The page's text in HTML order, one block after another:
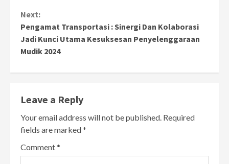
Next:
Pengamat Transportasi : Sinergi Dan Kolaborasi
Jadi Kunci Utama Kesuksesan Penyelenggaraan
Mudik 2024
Leave a Reply
Your email address will not be published. Required
fields are marked*
Comment*